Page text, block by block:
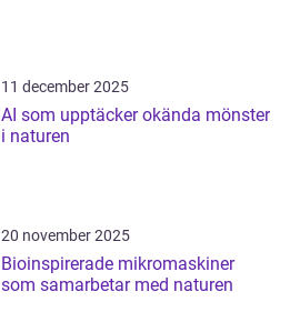
11 december 2025
AI som upptäcker okända mönster
i naturen
20 november 2025
Bioinspirerade mikromaskiner
som samarbetar med naturen